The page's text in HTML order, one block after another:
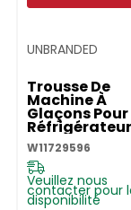
UNBRANDED
Trousse De
Machine À
Glaçons Pour
Réfrigérateur
W11729596
W11729596
Veuillez nous
contacter pour
disponibilité